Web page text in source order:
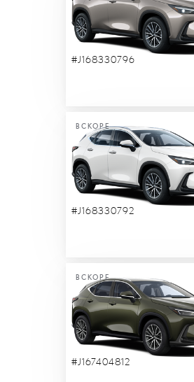
#J168330796
ВСКОРЕ
#J168330792
ВСКОРЕ
#J167404812